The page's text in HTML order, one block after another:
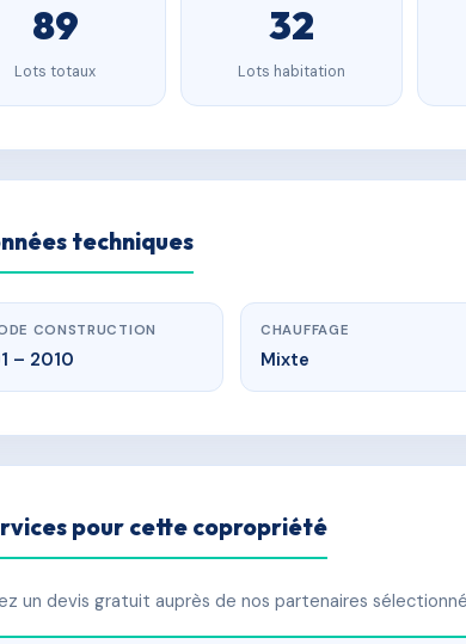
89
Lots totaux
32
Lots habitation
techniques
CONSTRUCTION
– 2010
CHAUFFAGE
Mixte
pour cette copropriété
un devis gratuit auprès de nos partenaires